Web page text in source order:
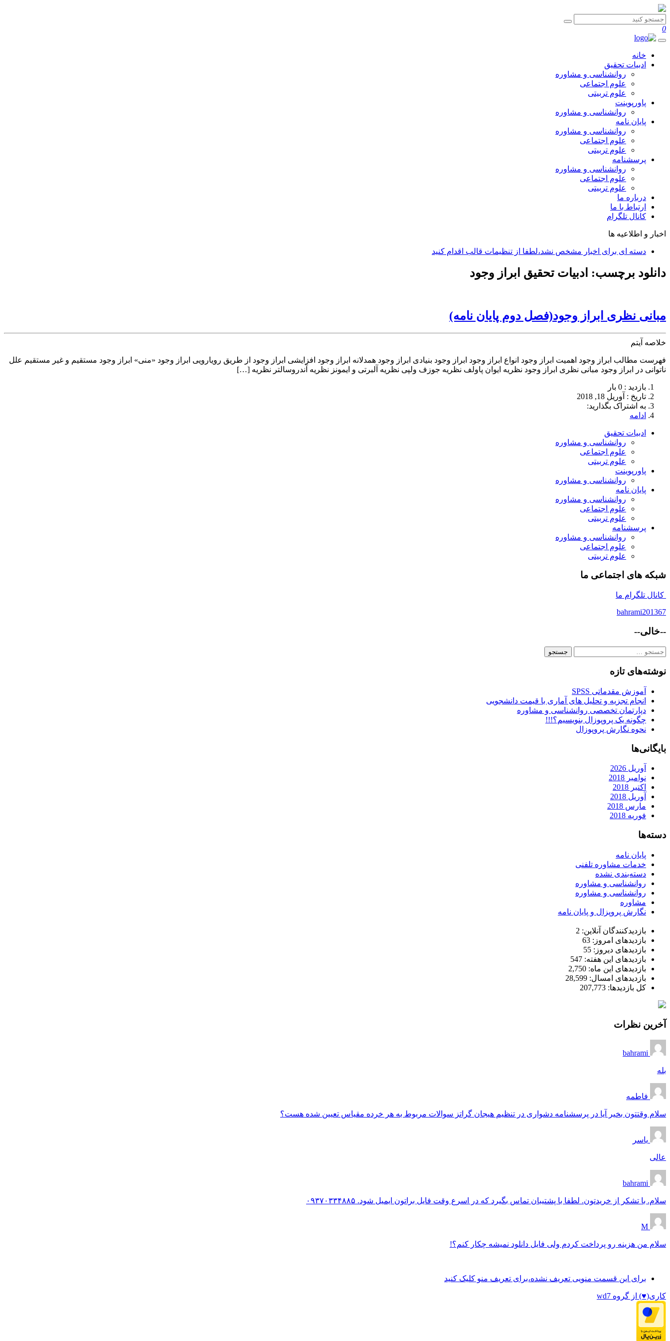
0
خانه
ادبیات تحقیق
روانشناسی و مشاوره
علوم اجتماعی
علوم تربیتی
پاورپوینت
روانشناسی و مشاوره
پایان نامه
روانشناسی و مشاوره
علوم اجتماعی
علوم تربیتی
پرسشنامه
روانشناسی و مشاوره
علوم اجتماعی
علوم تربیتی
درباره ما
ارتباط با ما
کانال تلگرام
اخبار و اطلاعیه ها
دسته ای برای اخبار مشخص نشد،لطفا از تنظیمات قالب اقدام کنید
دانلود برچسب: ادبیات تحقیق ابراز وجود
مبانی نظری ابراز وجود(فصل دوم پایان نامه)
خلاصه آیتم
فهرست مطالب ابراز وجود اهمیت ابراز وجود انواع ابراز وجود ابراز وجود بنیادی ابراز وجود همدلانه ابراز وجود افزایشی ابراز وجود از طریق رویارویی ابراز وجود «منی» ابراز وجود مستقیم و غیر مستقیم علل
ناتوانی در ابراز وجود مبانی نظری ابراز وجود نظریه ایوان پاولف نظریه جوزف ولپی نظریه آلبرتی و ایمونز نظریه آندروسالتر نظریه […]
بازدید : 0 بار
تاريخ : آوریل 18, 2018
به اشتراک بگذارید:
ادامه
ادبیات تحقیق
روانشناسی و مشاوره
علوم اجتماعی
علوم تربیتی
پاورپوینت
روانشناسی و مشاوره
پایان نامه
روانشناسی و مشاوره
علوم اجتماعی
علوم تربیتی
پرسشنامه
روانشناسی و مشاوره
علوم اجتماعی
علوم تربیتی
شبکه های اجتماعی ما
کانال تلگرام ما
bahrami201367
--خالی--
جستجو
نوشته‌های تازه
آموزش مقدماتی SPSS
انجام تجزیه و تحلیل های آماری با قیمت دانشجویی
دپارتمان تخصصی روانشناسی و مشاوره
چگونه یک پروپوزال بنویسیم؟!!!
نحوه نگارش پروپوزال
بایگانی‌ها
آوریل 2026
نوامبر 2018
اکتبر 2018
آوریل 2018
مارس 2018
فوریه 2018
دسته‌ها
پایان نامه
خدمات مشاوره تلفنی
دسته‌بندی نشده
روانشناسی و مشاوره
روانشناسی و مشاوره
مشاوره
نگارش پروپزال و پایان نامه
بازدیدکنندگان آنلاین: 2
بازدیدهای امروز: 63
بازدیدهای دیروز: 55
بازدیدهای این هفته: 547
بازدیدهای این ماه: 2,750
بازدیدهای امسال: 28,599
کل بازدیدها: 207,773
آخرین نظرات
bahrami
بله
فاطمه
سلام وقتتون بخیر آیا در پرسشنامه دشواری در تنظیم هیجان گراتز سوالات مربوط به هر خرده مقیاس تعیین شده هست؟
یاسر
عالی
bahrami
سلام. با تشکر از خریدتون. لطفا با پشتیبان تماس بگیرد که در اسرع وقت فایل براتون ایمیل شود. ۰۹۳۷۰۳۳۴۸۸۵
M
سلام من هزینه رو پرداخت کردم ولی فایل دانلود نمیشه چکار کنم؟!
برای این قسمت منویی تعریف نشده،برای تعریف منو کلیک کنید
کاری(♥) از گروه wd7